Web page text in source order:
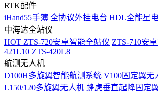
RTK配件
iHand55手簿 全协议外挂电台 HDL全能星
中海达全站仪
HOT ZTS-720安卓智能全站仪 ZTS-710安
421L10 ZTS-420L8
航测无人机
D100H多旋翼智能航测系统 V100固定翼无
L150/120多旋翼无人机 蜂虎垂直起降固定